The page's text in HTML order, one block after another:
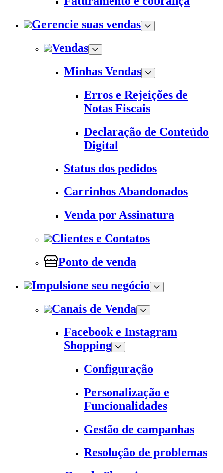
Gerencie suas vendas
Vendas
Minhas Vendas
Erros e Rejeições de
Notas Fiscais
Declaração de Conteúdo
Digital
Status dos pedidos
Carrinhos Abandonados
Venda por Assinatura
Clientes e Contatos
Ponto de venda
Impulsione seu negócio
Canais de Venda
Facebook e Instagram
Shopping
Configuração
Personalização e
Funcionalidades
Gestão de campanhas
Resolução de problemas